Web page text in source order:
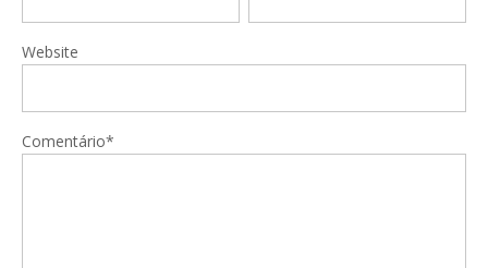
Website
Comentário*